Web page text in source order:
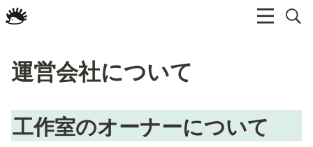
運営会社について
工作室のオーナーについて